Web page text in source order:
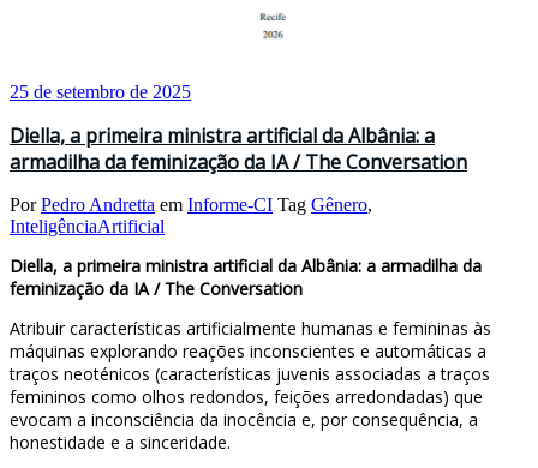
25 de setembro de 2025
Diella, a primeira ministra artificial da Albânia: a
armadilha da feminização da IA / The Conversation
PorPedro Andretta em Informe-CI Tag Gênero,
InteligênciaArtificial
Diella, a primeira ministra artificial da Albânia: a armadilha da
feminização da IA / The Conversation
Atribuir características artificialmente humanas e femininas às
máquinas explorando reações inconscientes e automáticas a
traços neoténicos (características juvenis associadas a traços
femininos como olhos redondos, feições arredondadas) que
evocam a inconsciência da inocência e, por consequência, a
honestidade e a sinceridade.